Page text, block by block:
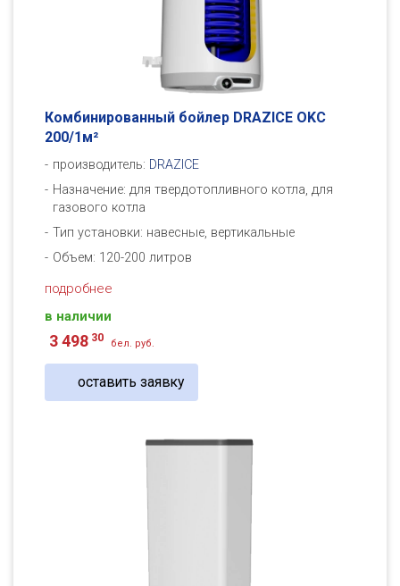
Комбинированный бойлер DRAZICE OKC
200/1м²
производитель: DRAZICE
Назначение: для твердотопливного котла, для
газового котла
Тип установки: навесные, вертикальные
Объем: 120-200 литров
подробнее
в наличии
3 498 30 бел. руб.
оставить заявку